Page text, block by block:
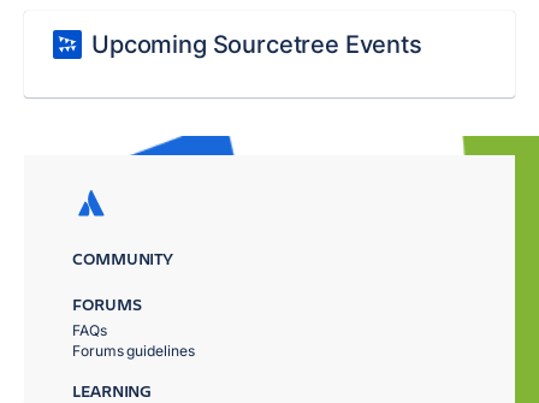
Upcoming Sourcetree Events
COMMUNITY
FORUMS
FAQs
Forums guidelines
LEARNING